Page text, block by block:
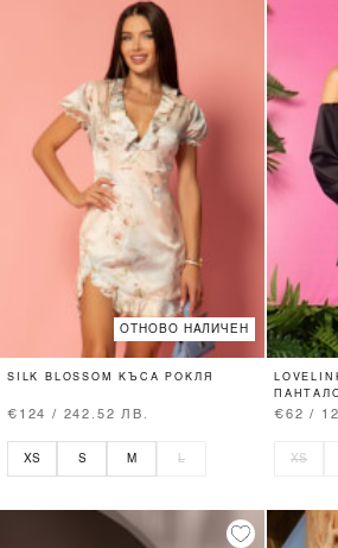
ОТНОВО НАЛИЧЕН
SILK BLOSSOM КЪСА РОКЛЯ
€124 / 242.52 ЛВ.
XS S M L
€62 /
XS